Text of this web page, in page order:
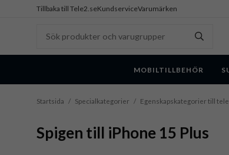
Tillbaka till Tele2.seKundserviceVarumärken
MOBILTILLBEHÖR
Startsida / Specialkategorier / Egenskapskategorier till
Spigen till iPhone 15 Plus